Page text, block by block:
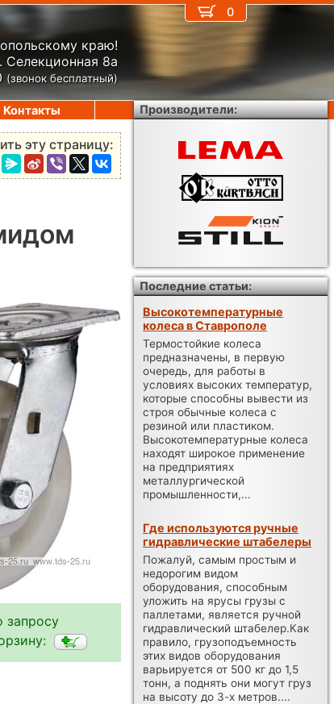
краю!
Селекционная 8а
(звонок бесплатный)
эту страницу:
запросу
0
Контакты Производители:
Последние статьи:
Высокотемпературные
колеса в Ставрополе
Термостойкие колеса
предназначены, в первую
очередь, для работы в
условиях высоких температур,
которые способны вывести из
строя обычные колеса с
резиной или пластиком.
Высокотемпературные колеса
находят широкое применение
на предприятиях
металлургической
промышленности,...
Где используются ручные
гидравлические штабелеры
Пожалуй, самым простым и
недорогим видом
оборудования, способным
уложить на ярусы грузы с
паллетами, является ручной
гидравлический штабелер.Как
правило, грузоподъемность
этих видов оборудования
варьируется от 500 кг до 1,5
тонн, а поднять они могут груз
на высоту до 3-х метров....